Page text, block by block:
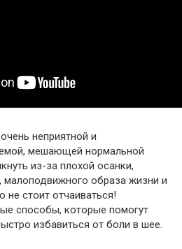
неприятной и
мешающей нормальной
из-за плохой осанки,
малоподвижного образа жизни и
не стоит отчаиваться!
способы, которые помогут
избавиться от боли в шее.